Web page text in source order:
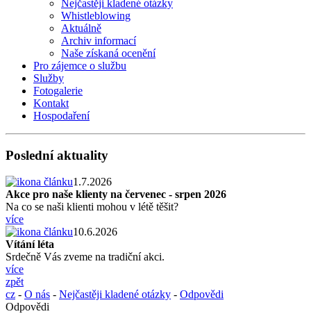
Nejčastěji kladené otázky
Whistleblowing
Aktuálně
Archiv informací
Naše získaná ocenění
Pro zájemce o službu
Služby
Fotogalerie
Kontakt
Hospodaření
Poslední aktuality
1.7.2026
Akce pro naše klienty na červenec - srpen 2026
Na co se naši klienti mohou v létě těšit?
více
10.6.2026
Vítání léta
Srdečně Vás zveme na tradiční akci.
více
zpět
cz - O nás - Nejčastěji kladené otázky - Odpovědi
Odpovědi